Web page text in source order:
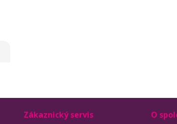
Zákaznický servis O